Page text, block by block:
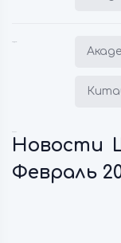
Новости
Февраль